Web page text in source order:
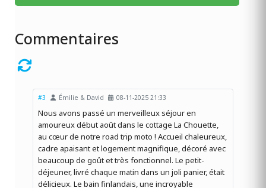
Commentaires
#3 Émilie & David 08-11-2025 21:33
Nous avons passé un merveilleux séjour en
amoureux début août dans le cottage La Chouette,
au cœur de notre road trip moto ! Accueil chaleureux,
cadre apaisant et logement magnifique, décoré avec
beaucoup de goût et très fonctionnel. Le petit-
déjeuner, livré chaque matin dans un joli panier, était
délicieux. Le bain finlandais, une incroyable